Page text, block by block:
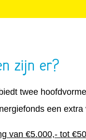
zijn er?
twee
een
van €5.000,- tot